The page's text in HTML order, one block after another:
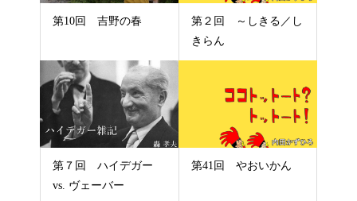
第10回 吉野の春
第２回 ～しきる／し
きらん
第７回 ハイデガー
vs. ヴェーバー
第41回 やおいかん